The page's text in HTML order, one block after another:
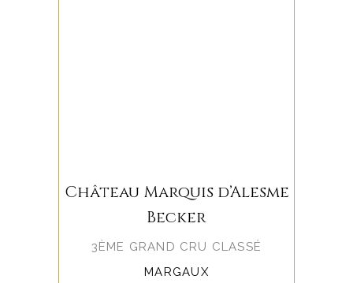
Château Marquis d’Alesme
Becker
3ÈME GRAND CRU CLASSÉ
MARGAUX